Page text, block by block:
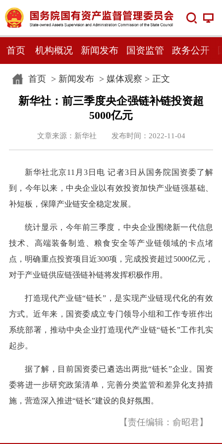
首页 机构概况 新闻发布 国资监管 政务公开
首页> 新闻发布> 媒体观察 > 正文
新华社：前三季度央企强链补链投资超
5000亿元
文章来源：新华社 发布时间：2022-11-04
新华社北京11月3日电 记者3日从国务院国资委了解
到，今年以来，中央企业以有效投资加快产业链强基础、
补短板，保障产业链安全稳定发展。
统计显示，今年前三季度，中央企业围绕新一代信息
技术、高端装备制造、粮食安全等产业链领域的卡点堵
点，明确重点投资项目近300项，完成投资超过5000亿元，
对于产业链供应链强链补链将发挥积极作用。
打造现代产业链“链长”，是实现产业链现代化的有效
方式。近年来，国资委成立专门领导小组和工作专班作出
系统部署，推动中央企业打造现代产业链“链长”工作扎实
起步。
据了解，目前国资委已遴选出两批“链长”企业。国资
委将进一步研究政策清单，完善分类监管和差异化支持措
施，营造深入推进“链长”建设的良好氛围。
【责任编辑：俞昭君】